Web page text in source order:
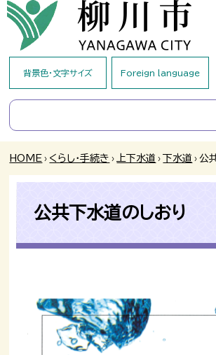
背景色・文字サイズ Foreign language
HOME › くらし・手続き › 上下水道 › 下水道 › 公
公共下水道のしおり